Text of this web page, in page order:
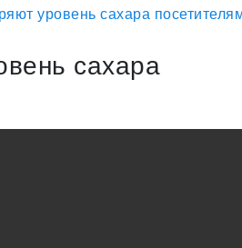
уровень сахара
сахара